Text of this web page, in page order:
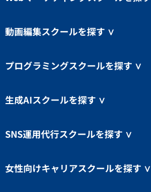
動画編集スクールを探す ∨
プログラミングスクールを探す ∨
生成AIスクールを探す ∨
SNS運用代行スクールを探す ∨
女性向けキャリアスクールを探す ∨